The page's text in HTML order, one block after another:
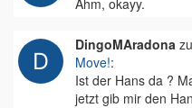
Ähm, okayy.
DingoMAradona zu
Move!:
Ist der Hans da ?
jetzt gib mir den